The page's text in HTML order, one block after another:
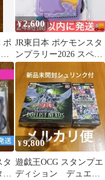
ポ
¥2,600
JR東日本 ポケモンスタ
ンプラリー2026 スペシ
ャル版スタンプ帳＆パ
スケース
タ
ン
¥9,800
遊戯王OCG スタンプエ
ディション デュエリ